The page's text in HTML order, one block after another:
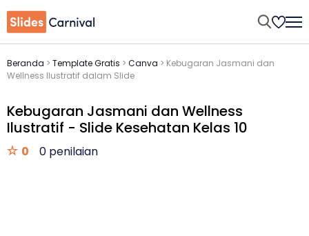
Beranda > Template Gratis > Canva > Kebugaran Jasmani dan
Wellness Ilustratif dalam Slide
Kebugaran Jasmani dan Wellness
Ilustratif - Slide Kesehatan Kelas 10
0 0 penilaian